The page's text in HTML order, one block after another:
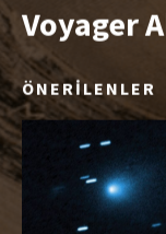
Voyager
ÖNERİLENLER